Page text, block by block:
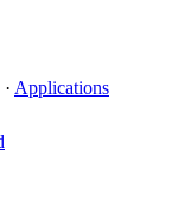
· Applications